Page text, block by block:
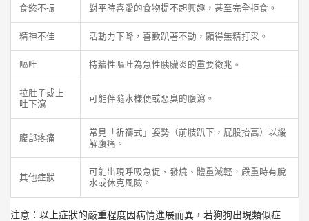
食慾不振 對平時喜愛的食物提不起興趣，甚至完全拒食。
精神不佳 活動力下降，喜歡趴著不動，顯得無精打采。
嘔吐 持續性嘔吐為急性胰臟炎的重要徵兆。
拉肚子或上
吐下瀉
可能伴隨水樣便或惡臭的腹瀉。
腹部疼痛
常見「祈禱式」姿勢（前肢趴下，屁股抬高）以緩
解腹痛。
其他症狀
可能出現呼吸急促、發燒、體重減輕，嚴重時有脫
水或休克風險。
注意：以上症狀的嚴重程度因病情進展而異，若狗狗出現類似症